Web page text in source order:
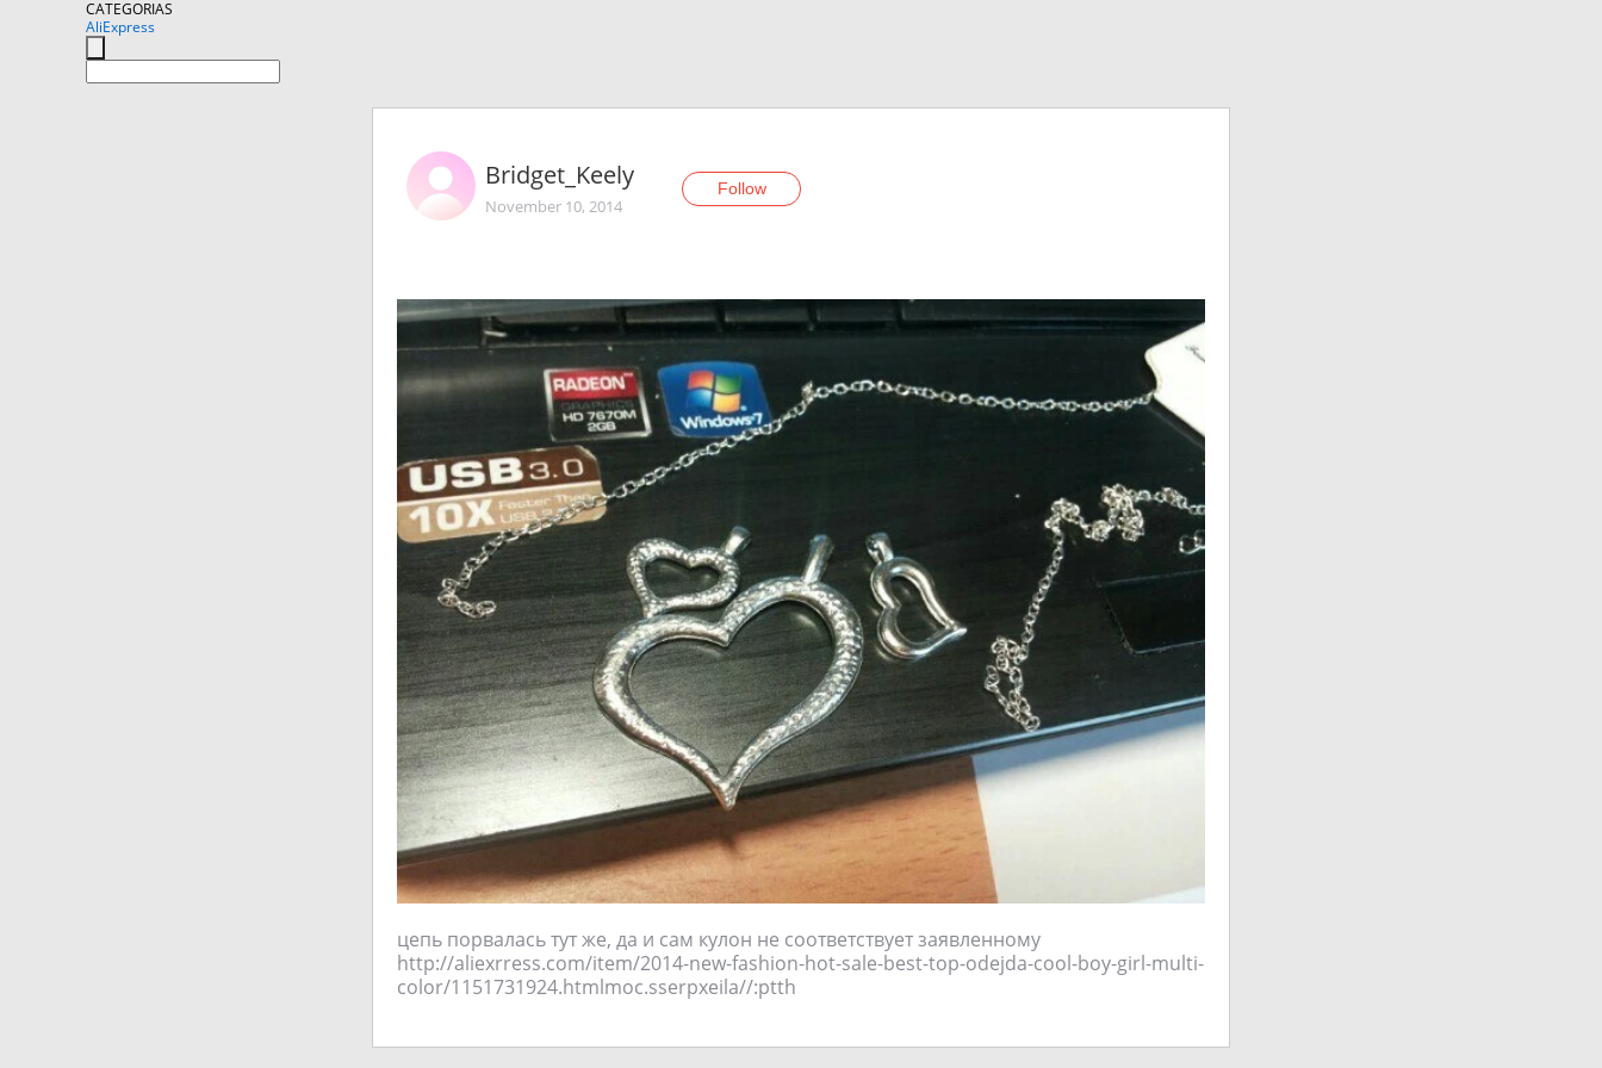
CATEGORIAS
AliExpress
Bridget_Keely
November 10, 2014
Follow
цепь порвалась тут же, да и сам кулон не соответствует заявленному
http://aliexrress.com/item/2014-new-fashion-hot-sale-best-top-odejda-cool-boy-girl-multi-
color/1151731924.html‮http://aliexpress.com